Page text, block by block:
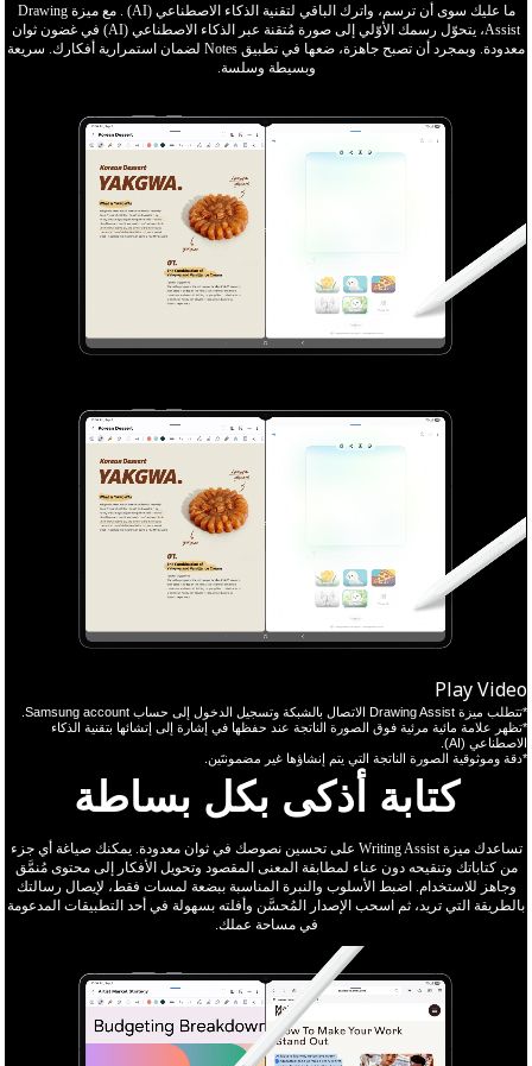
ما عليك سوى أن ترسم، واترك الباقي لتقنية الذكاء الاصطناعي (AI) . مع ميزة Drawing
Assist، يتحوّل رسمك الأوّلي إلى صورة مُتقنة عبر الذكاء الاصطناعي (AI) في غضون ثوان
معدودة. وبمجرد أن تصبح جاهزة، ضعها في تطبيق Notes لضمان استمرارية أفكارك. سريعة
وبسيطة وسلسة.
Play Video
*تتطلب ميزة Drawing Assist الاتصال بالشبكة وتسجيل الدخول إلى حساب Samsung account.
*تظهر علامة مائية مرئية فوق الصورة الناتجة عند حفظها في إشارة إلى إتشائها بتقنية الذكاء
الاصطناعي (AI).
*دقة وموثوقية الصورة الناتجة التي يتم إنشاؤها غير مضمونتَين.
كتابة أذكى بكل بساطة
تساعدك ميزة Writing Assist على تحسين نصوصك في ثوان معدودة. يمكنك صياغة أي جزء
من كتاباتك وتنقيحه دون عناء لمطابقة المعنى المقصود وتحويل الأفكار إلى محتوى مُنمَّق
وجاهز للاستخدام. اضبط الأسلوب والنبرة المناسبة ببضعة لمسات فقط، لإيصال رسالتك
بالطريقة التي تريد، ثم اسحب الإصدار المُحسَّن وأفلته بسهولة في أحد التطبيقات المدعومة
في مساحة عملك.